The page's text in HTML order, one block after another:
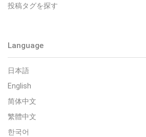
投稿タグを探す
Language
日本語
English
简体中文
繁體中文
한국어